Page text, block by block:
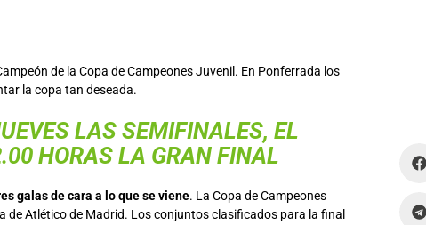
de la Copa de Campeones Juvenil. En Ponferrada los
la copa tan deseada.
LAS SEMIFINALES, EL
HORAS LA GRAN FINAL
galas de cara a lo que se viene. La Copa de Campeones
de Atlético de Madrid. Los conjuntos clasificados para la final